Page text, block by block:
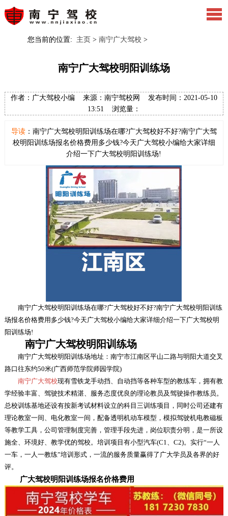
您当前的位置: 主页 > 南宁广大驾校 >
南宁广大驾校明阳训练场
作者：广大驾校小编 来源：南宁驾校网 发布时间：2021-05-10
13:51 浏览量：
导读：南宁广大驾校明阳训练场在哪?广大驾校好不好?南宁广大驾
校明阳训练场报名价格费用多少钱?今天广大驾校小编给大家详细
介绍一下广大驾校明阳训练场!
南宁广大驾校明阳训练场在哪?广大驾校好不好?南宁广大驾校明阳训练
场报名价格费用多少钱?今天广大驾校小编给大家详细介绍一下广大驾校明
阳训练场!
南宁广大驾校明阳训练场
南宁广大驾校明阳训练场地址：南宁市江南区平山二路与明阳大道交叉
路口往东约50米(广西师范学院师园学院)
南宁广大驾校现有雪铁龙手动挡、自动挡等各种车型的教练车，拥有教
学经验丰富、驾驶技术精湛、服务态度优良的理论教员及驾驶操作教练员。
总校训练基地还设有按新考试材料设立的科目三训练项目，同时公司还建有
理论教室一间、电化教室一间，配备透明机动车模型，模拟驾驶机电教磁板
等教学工具，公司管理制度完善，管理手段先进，岗位职责分明，是一所设
施全、环境好、教学优的驾校。培训项目有小型汽车(C1、C2)。实行“一人
一车，一人一教练”培训形式，一流的服务质量赢得了广大学员及各界的好
评。
广大驾校明阳训练场报名价格费用